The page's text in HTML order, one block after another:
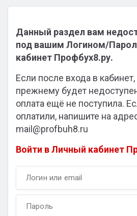
Данный раздел вам
под вашим Логином/
кабинет Профбух8.ру.
Если после входа в
прежнему будет
оплата ещё не поступила.
оплатили, напишите на
mail@profbuh8.ru
Войти в Личный кабинет